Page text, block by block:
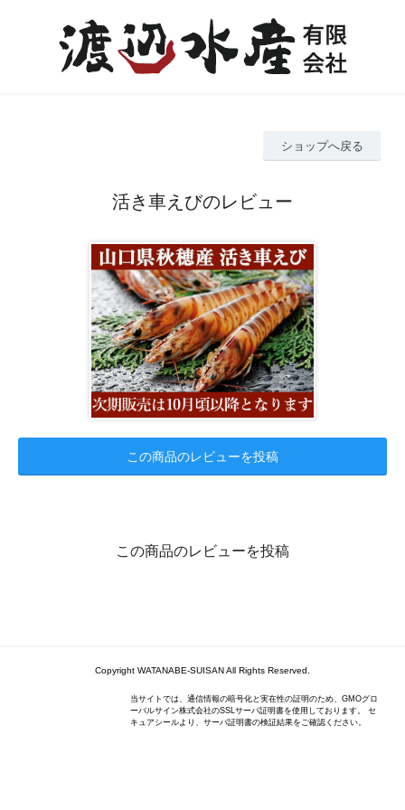
ショップへ戻る
活き車えびのレビュー
この商品のレビューを投稿
この商品のレビューを投稿
Copyright WATANABE-SUISAN All Rights Reserved.
当サイトでは、通信情報の暗号化と実在性の証明のため、GMOグロ
ーバルサイン株式会社のSSLサーバ証明書を使用しております。 セ
キュアシールより、サーバ証明書の検証結果をご確認ください。